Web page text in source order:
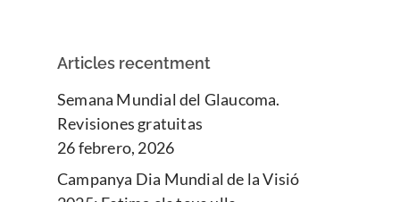
Articles recentment
Semana Mundial del Glaucoma.
Revisiones gratuitas
26 febrero, 2026
Campanya Dia Mundial de la Visió